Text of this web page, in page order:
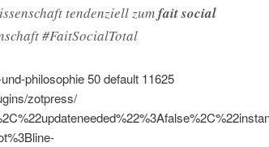
tendenziell zumfait social
#FaitSocialTotal
philosophie50default 11625
zotpress/